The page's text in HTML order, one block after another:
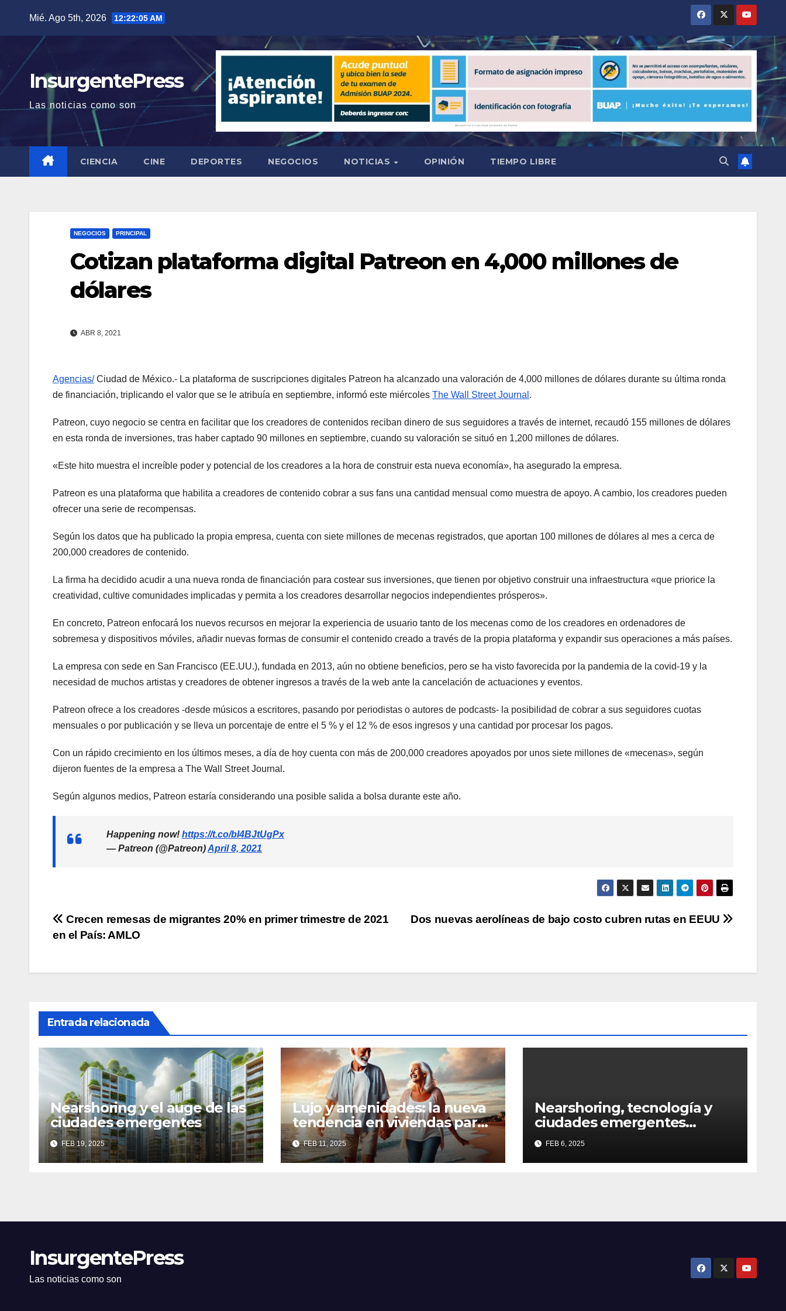
contenido
Mié. Ago 5th, 2026 12:22:06 AM
InsurgentePress
Las noticias como son
CIENCIA CINE DEPORTES NEGOCIOS NOTICIAS OPINIÓN TIEMPO LIBRE
NEGOCIOS PRINCIPAL
Cotizan plataforma digital Patreon en 4,000 millones de
dólares
ABR 8, 2021
Agencias/Ciudad de México.- La plataforma de suscripciones digitales Patreon ha alcanzado una valoración de 4,000 millones de dólares durante su última ronda
de financiación, triplicando el valor que se le atribuía en septiembre, informó este miércoles The Wall Street Journal .
Patreon, cuyo negocio se centra en facilitar que los creadores de contenidos reciban dinero de sus seguidores a través de internet, recaudó 155 millones de dólares
en esta ronda de inversiones, tras haber captado 90 millones en septiembre, cuando su valoración se situó en 1,200 millones de dólares.
«Este hito muestra el increíble poder y potencial de los creadores a la hora de construir esta nueva economía», ha asegurado la empresa.
Patreon es una plataforma que habilita a creadores de contenido cobrar a sus fans una cantidad mensual como muestra de apoyo. A cambio, los creadores pueden
ofrecer una serie de recompensas.
Según los datos que ha publicado la propia empresa, cuenta con siete millones de mecenas registrados, que aportan 100 millones de dólares al mes a cerca de
200,000 creadores de contenido.
La firma ha decidido acudir a una nueva ronda de financiación para costear sus inversiones, que tienen por objetivo construir una infraestructura «que priorice la
creatividad, cultive comunidades implicadas y permita a los creadores desarrollar negocios independientes prósperos».
En concreto, Patreon enfocará los nuevos recursos en mejorar la experiencia de usuario tanto de los mecenas como de los creadores en ordenadores de
sobremesa y dispositivos móviles, añadir nuevas formas de consumir el contenido creado a través de la propia plataforma y expandir sus operaciones a más países.
La empresa con sede en San Francisco (EE.UU.), fundada en 2013, aún no obtiene beneficios, pero se ha visto favorecida por la pandemia de la covid-19 y la
necesidad de muchos artistas y creadores de obtener ingresos a través de la web ante la cancelación de actuaciones y eventos.
Patreon ofrece a los creadores -desde músicos a escritores, pasando por periodistas o autores de podcasts- la posibilidad de cobrar a sus seguidores cuotas
mensuales o por publicación y se lleva un porcentaje de entre el 5 % y el 12 % de esos ingresos y una cantidad por procesar los pagos.
Con un rápido crecimiento en los últimos meses, a día de hoy cuenta con más de 200,000 creadores apoyados por unos siete millones de «mecenas», según
dijeron fuentes de la empresa a The Wall Street Journal.
Según algunos medios, Patreon estaría considerando una posible salida a bolsa durante este año.
Happening now! https://t.co/bI4BJtUgPx
— Patreon (@Patreon)April 8, 2021
Navegación
entradas
Dos nuevas aerolíneas de bajo costo cubren rutas en EEUU
Crecen remesas de migrantes 20% en primer trimestre de 2021
en el País: AMLO
Entrada relacionada
Nearshoring y el auge de las
ciudades emergentes
FEB 19, 2025
Lujo y amenidades: la nueva
tendencia en viviendas para
la tercera edad
FEB 11, 2025
Nearshoring, tecnología y
ciudades emergentes
definirán al Real Estate
FEB 6, 2025
InsurgentePress
Las noticias como son